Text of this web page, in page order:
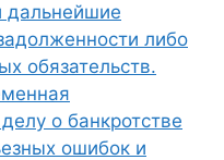
дальнейшие
либо
обязательств.
о банкротстве
ошибок и